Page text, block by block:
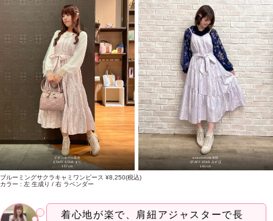
イオンモール高松
STAFF STAR まり
157cm
axesfemme本部
STAFF STAR みずほ
161cm
ブルーミングサクラキャミワンピース ¥8,250(税込)
カラー : 左 生成り / 右 ラベンダー
着心地が楽で、肩紐アジャスターで長